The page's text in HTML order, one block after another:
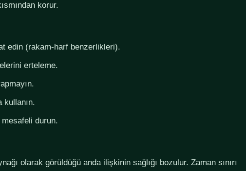
korur.
edin (rakam-harf benzerlikleri).
erteleme.
kullanın.
durun.
olarak görüldüğü anda ilişkinin sağlığı bozulur. Zaman sınırı